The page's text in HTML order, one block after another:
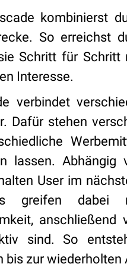
kombinierst
So erreichst
Schritt für
Interesse.
verbindet
Dafür stehen
lassen.
User im
greifen dabei
sind. So
bis zur wiederholten